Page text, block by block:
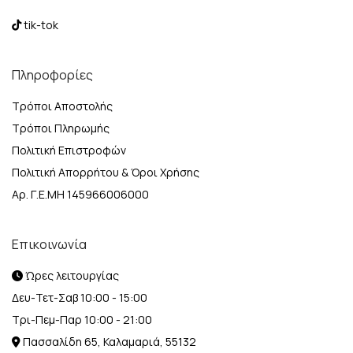
tik-tok
Πληροφορίες
Τρόποι Αποστολής
Τρόποι Πληρωμής
Πολιτική Επιστροφών
Πολιτική Απορρήτου & Όροι Χρήσης
Αρ. Γ.Ε.ΜΗ 145966006000
Επικοινωνία
Ώρες λειτουργίας
Δευ-Τετ-Σαβ 10:00 - 15:00
Τρι-Πεμ-Παρ 10:00 - 21:00
Πασσαλίδη 65, Καλαμαριά, 55132